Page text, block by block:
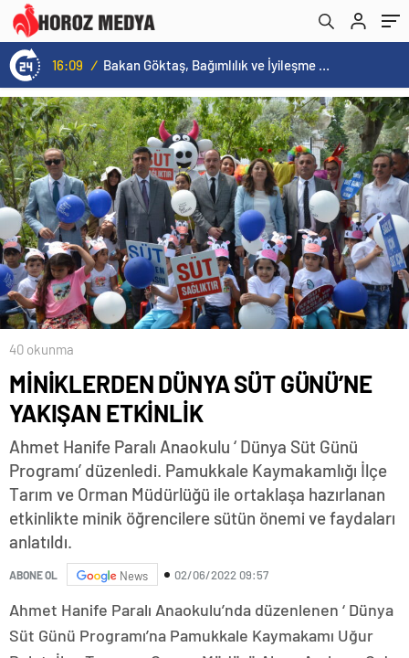
16:09 / Bakan Göktaş, Bağımlılık ve İyileşme Konulu Kadın Forumu’nda konuştu:
40 okunma
MİNİKLERDEN DÜNYA SÜT GÜNÜ’NE
YAKIŞAN ETKİNLİK
Ahmet Hanife Paralı Anaokulu ‘ Dünya Süt Günü
Programı’ düzenledi. Pamukkale Kaymakamlığı İlçe
Tarım ve Orman Müdürlüğü ile ortaklaşa hazırlanan
etkinlikte minik öğrencilere sütün önemi ve faydaları
anlatıldı.
ABONE OL News 02/06/2022 09:57
Ahmet Hanife Paralı Anaokulu’nda düzenlenen ‘ Dünya
Süt Günü Programı’na Pamukkale Kaymakamı Uğur